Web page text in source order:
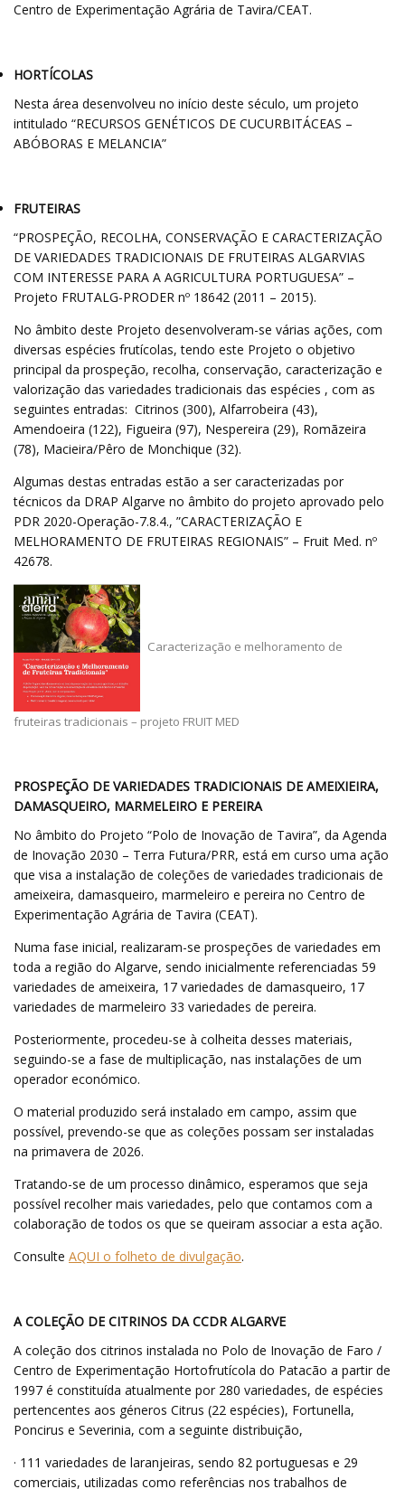
Centro de Experimentação Agrária de Tavira/CEAT.
HORTÍCOLAS
Nesta área desenvolveu no início deste século, um projeto
intitulado “RECURSOS GENÉTICOS DE CUCURBITÁCEAS –
ABÓBORAS E MELANCIA”
FRUTEIRAS
“PROSPEÇÃO, RECOLHA, CONSERVAÇÃO E CARACTERIZAÇÃO
DE VARIEDADES TRADICIONAIS DE FRUTEIRAS ALGARVIAS
COM INTERESSE PARA A AGRICULTURA PORTUGUESA” –
Projeto FRUTALG-PRODER nº 18642 (2011 – 2015).
No âmbito deste Projeto desenvolveram-se várias ações, com
diversas espécies frutícolas, tendo este Projeto o objetivo
principal da prospeção, recolha, conservação, caracterização e
valorização das variedades tradicionais das espécies , com as
seguintes entradas: Citrinos (300), Alfarrobeira (43),
Amendoeira (122), Figueira (97), Nespereira (29), Romãzeira
(78), Macieira/Pêro de Monchique (32).
Algumas destas entradas estão a ser caracterizadas por
técnicos da DRAP Algarve no âmbito do projeto aprovado pelo
PDR 2020-Operação-7.8.4., ”CARACTERIZAÇÃO E
MELHORAMENTO DE FRUTEIRAS REGIONAIS” – Fruit Med. nº
42678.
Caracterização e melhoramento de
fruteiras tradicionais – projeto FRUIT MED
PROSPEÇÃO DE VARIEDADES TRADICIONAIS DE AMEIXIEIRA,
DAMASQUEIRO, MARMELEIRO E PEREIRA
No âmbito do Projeto “Polo de Inovação de Tavira”, da Agenda
de Inovação 2030 – Terra Futura/PRR, está em curso uma ação
que visa a instalação de coleções de variedades tradicionais de
ameixeira, damasqueiro, marmeleiro e pereira no Centro de
Experimentação Agrária de Tavira (CEAT).
Numa fase inicial, realizaram-se prospeções de variedades em
toda a região do Algarve, sendo inicialmente referenciadas 59
variedades de ameixeira, 17 variedades de damasqueiro, 17
variedades de marmeleiro 33 variedades de pereira.
Posteriormente, procedeu-se à colheita desses materiais,
seguindo-se a fase de multiplicação, nas instalações de um
operador económico.
O material produzido será instalado em campo, assim que
possível, prevendo-se que as coleções possam ser instaladas
na primavera de 2026.
Tratando-se de um processo dinâmico, esperamos que seja
possível recolher mais variedades, pelo que contamos com a
colaboração de todos os que se queiram associar a esta ação.
Consulte AQUI o folheto de divulgação.
A COLEÇÃO DE CITRINOS DA CCDR ALGARVE
A coleção dos citrinos instalada no Polo de Inovação de Faro /
Centro de Experimentação Hortofrutícola do Patacão a partir de
1997 é constituída atualmente por 280 variedades, de espécies
pertencentes aos géneros Citrus (22 espécies), Fortunella,
Poncirus e Severinia, com a seguinte distribuição,
· 111 variedades de laranjeiras, sendo 82 portuguesas e 29
comerciais, utilizadas como referências nos trabalhos de